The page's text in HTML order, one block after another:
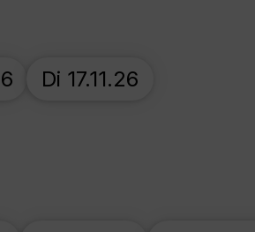
Di 17.11.26